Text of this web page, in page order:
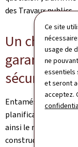
Ce site
usage de
ne
essentiels
et seront
acceptez.
des Travaux publics.
Un
garantir
sécurisée
Entamés le 2 avril
planification
ainsi le maintien de
construction